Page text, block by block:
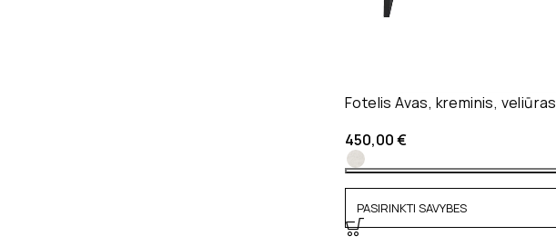
Fotelis Avas, kreminis, veliūras
450,00€
PASIRINKTI SAVYBES